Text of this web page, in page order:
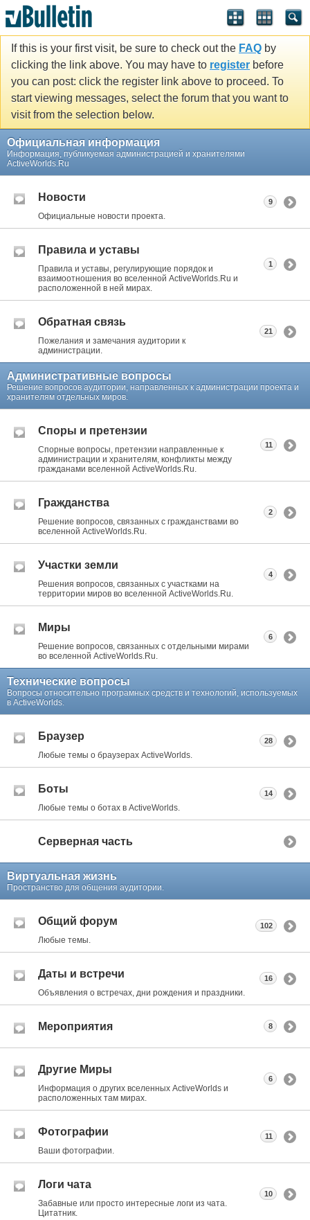
If this is your first visit, be sure to check out the FAQ by
clicking the link above. You may have to register before
you can post: click the register link above to proceed. To
start viewing messages, select the forum that you want to
visit from the selection below.
Официальная информация
Информация, публикуемая администрацией и хранителями
ActiveWorlds.Ru
Новости
Официальные новости проекта.
9
Правила и уставы
Правила и уставы, регулирующие порядок и
взаимоотношения во вселенной ActiveWorlds.Ru и
расположенной в ней мирах.
1
Обратная связь
Пожелания и замечания аудитории к
администрации.
21
Административные вопросы
Решение вопросов аудитории, направленных к администрации проекта и
хранителям отдельных миров.
Споры и претензии
Спорные вопросы, претензии направленные к
администрации и хранителям, конфликты между
гражданами вселенной ActiveWorlds.Ru.
11
Гражданства
Решение вопросов, связанных с гражданствами во
вселенной ActiveWorlds.Ru.
2
Участки земли
Решения вопросов, связанных с участками на
территории миров во вселенной ActiveWorlds.Ru.
4
Миры
Решение вопросов, связанных с отдельными мирами
во вселенной ActiveWorlds.Ru.
6
Технические вопросы
Вопросы относительно програмных средств и технологий, используемых
в ActiveWorlds.
Браузер
Любые темы о браузерах ActiveWorlds.
28
Боты
Любые темы о ботах в ActiveWorlds.
14
Серверная часть
Виртуальная жизнь
Пространство для общения аудитории.
Общий форум
Любые темы.
102
Даты и встречи
Объявления о встречах, дни рождения и праздники.
16
Мероприятия 8
Другие Миры
Информация о других вселенных ActiveWorlds и
расположенных там мирах.
6
Фотографии
Ваши фотографии.
11
Логи чата
Забавные или просто интересные логи из чата.
Цитатник.
10